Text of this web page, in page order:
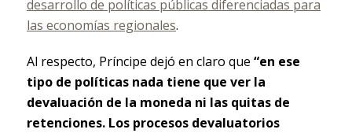
desarrollo de políticas públicas diferenciadas para
las economías regionales.
Al respecto, Príncipe dejó en claro que “en ese
tipo de políticas nada tiene que ver la
devaluación de la moneda ni las quitas de
retenciones. Los procesos devaluatorios